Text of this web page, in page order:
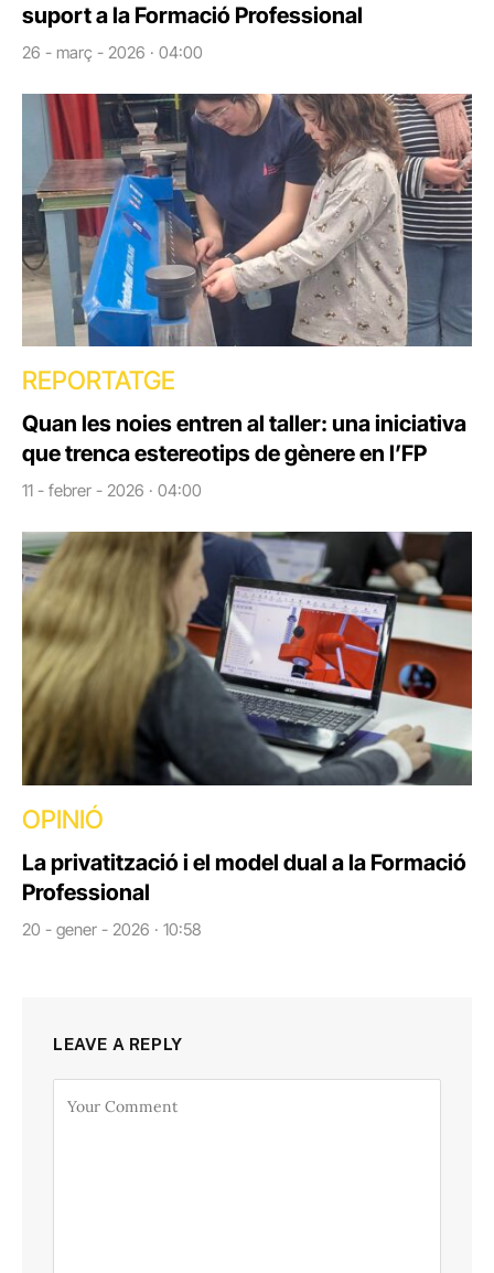
suport a la Formació Professional
26 - març - 2026 · 04:00
REPORTATGE
Quan les noies entren al taller: una iniciativa
que trenca estereotips de gènere en l’FP
11 - febrer - 2026 · 04:00
OPINIÓ
La privatització i el model dual a la Formació
Professional
20 - gener - 2026 · 10:58
LEAVE A REPLY